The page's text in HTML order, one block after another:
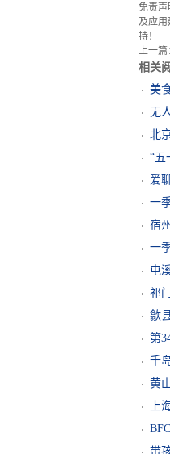
免责声
及应用
持！
上一篇
相关
美
无
北
“五
爱
一
宿
一
屯
祁
歙
第
千
黄
上
带